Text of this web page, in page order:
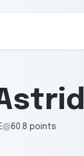
60.8 points